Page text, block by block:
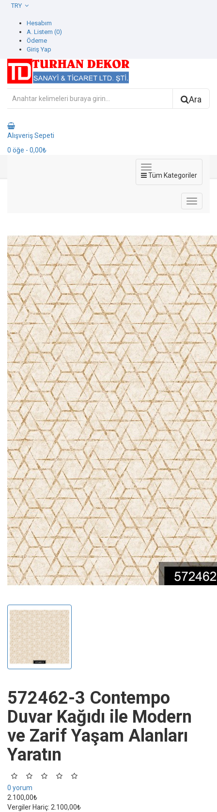
Hesabım
A. Listem (0)
Ödeme
Giriş Yap
Ara
Alışveriş Sepeti
0 öğe - 0,00₺
Tüm Kategoriler
572462-3 Contempo
Duvar Kağıdı ile Modern
ve Zarif Yaşam Alanları
Yaratın
0 yorum
2.100,00₺
Vergiler Hariç: 2.100,00₺